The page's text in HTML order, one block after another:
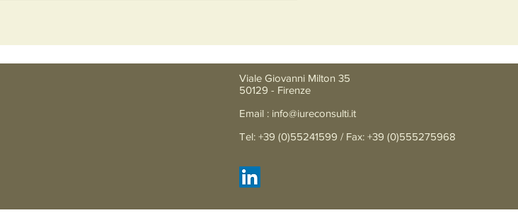
Viale Giovanni Milton 35
50129 - Firenze
Email : info@iureconsulti.it
Tel: +39 (0)55241599 / Fax: +39 (0)555275968